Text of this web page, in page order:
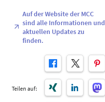
Auf der Website der MCC
sind alle Informationen und
aktuellen Updates zu
finden.
Teilen auf: